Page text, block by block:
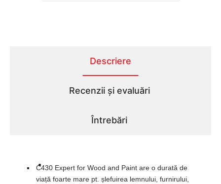
Descriere
Recenzii și evaluări
Întrebări
C430 Expert for Wood and Paint are o durată de
viață foarte mare pt. șlefuirea lemnului, furnirului,